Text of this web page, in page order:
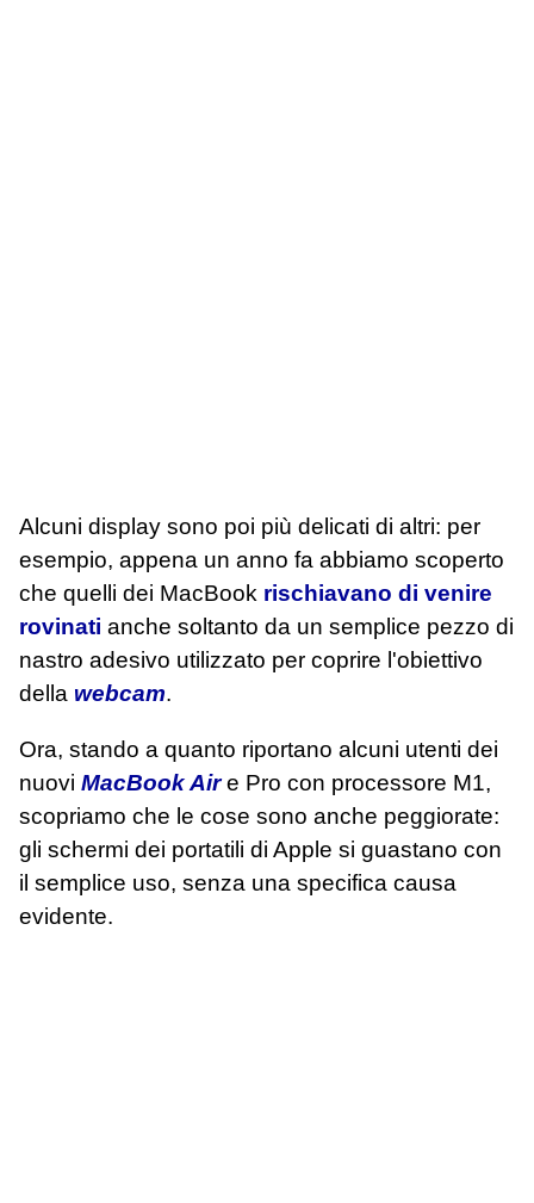
Alcuni display sono poi più delicati di altri: per
esempio, appena un anno fa abbiamo scoperto
che quelli dei MacBook rischiavano di venire
rovinati anche soltanto da un semplice pezzo di
nastro adesivo utilizzato per coprire l'obiettivo
della webcam.
Ora, stando a quanto riportano alcuni utenti dei
nuovi MacBook Aire Pro con processore M1,
scopriamo che le cose sono anche peggiorate:
gli schermi dei portatili di Apple si guastano con
il semplice uso, senza una specifica causa
evidente.